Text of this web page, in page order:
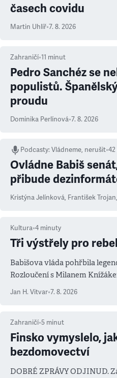
časech covidu
Martin Uhlíř•7. 8. 2026
Zahraničí•11 minut
Pedro Sanchéz se
populistů.
proudu
Dominika Perlínová•7. 8. 2026
Podcasty:Vládneme, nerušit•
Ovládne Babiš
přibude
Kristýna Jelínková, František Trojan,
Kultura•4 minuty
Tři výstřely pro
Babišova vláda pohřbila
Rozloučení s Milanem
salvy i kritika pokrokářů
Jan H. Vitvar•7. 8. 2026
Zahraničí•5 minut
Finsko vymyslelo,
bezdomovectví
DOBRÉ ZPRÁVY ODJINUD.